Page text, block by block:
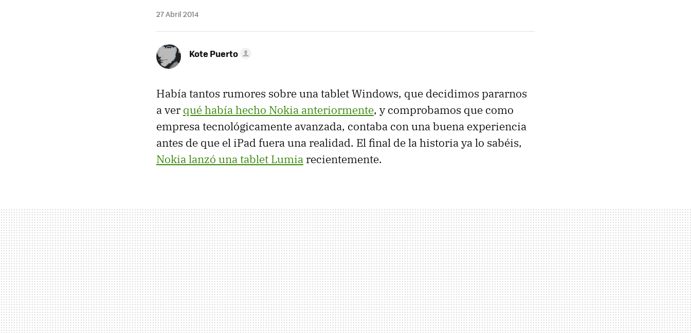
27 Abril 2014
Kote Puerto
Había tantos rumores sobre una tablet Windows, que decidimos pararnos
a ver qué había hecho Nokia anteriormente, y comprobamos que como
empresa tecnológicamente avanzada, contaba con una buena experiencia
antes de que el iPad fuera una realidad. El final de la historia ya lo sabéis,
Nokia lanzó una tablet Lumia recientemente.